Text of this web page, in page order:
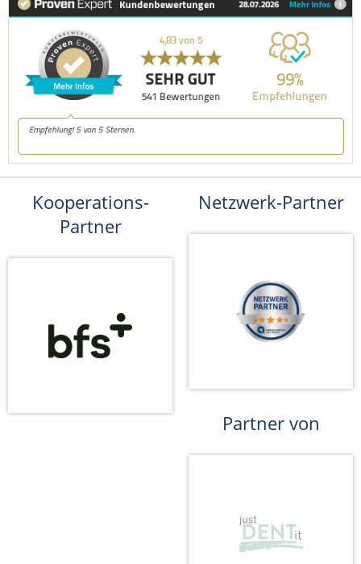
Kooperations-
Partner
Netzwerk-Partner
Partner von